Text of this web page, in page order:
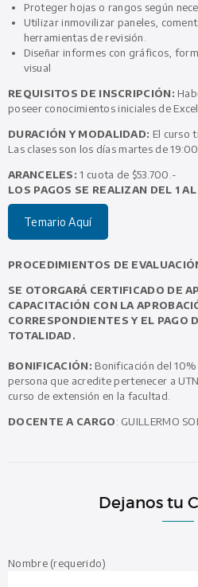
Proteger hojas o rangos según
Utilizar inmovilizar paneles,
herramientas de revisión.
Diseñar informes con gráficos,
visual
REQUISITOS DE INSCRIPCIÓN:
poseer conocimientos iniciales de Excel.
DURACIÓN Y MODALIDAD: El curso
Las clases son los días martes de
ARANCELES: 1 cuota de $53.700.-
LOS PAGOS SE REALIZAN DEL 1
Temario Aquí
PROCEDIMIENTOS DE
SE OTORGARÁ CERTIFICADO DE
CAPACITACIÓN CON LA
CORRESPONDIENTES Y EL PAGO
TOTALIDAD.
BONIFICACIÓN: Bonificación del
persona que acredite pertenecer a
curso de extensión en la facultad.
DOCENTE A CARGO: GUILLERMO
Dejanos tu
Nombre (requerido)